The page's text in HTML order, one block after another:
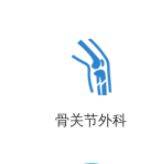
骨关节外科